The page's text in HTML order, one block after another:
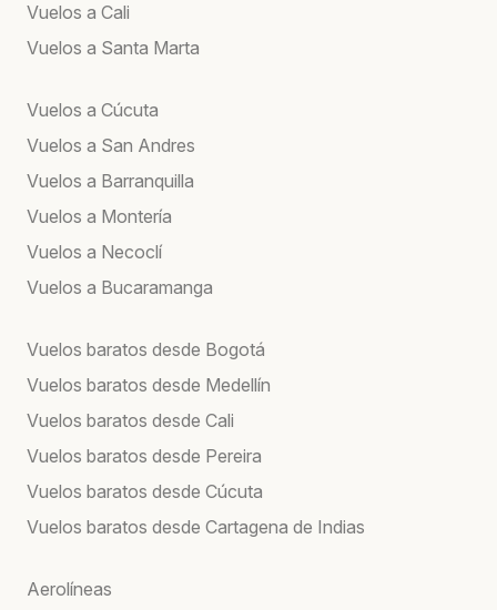
Vuelos a Cali
Vuelos a Santa Marta
Vuelos a Cúcuta
Vuelos a San Andres
Vuelos a Barranquilla
Vuelos a Montería
Vuelos a Necoclí
Vuelos a Bucaramanga
Vuelos baratos desde Bogotá
Vuelos baratos desde Medellín
Vuelos baratos desde Cali
Vuelos baratos desde Pereira
Vuelos baratos desde Cúcuta
Vuelos baratos desde Cartagena de Indias
Aerolíneas